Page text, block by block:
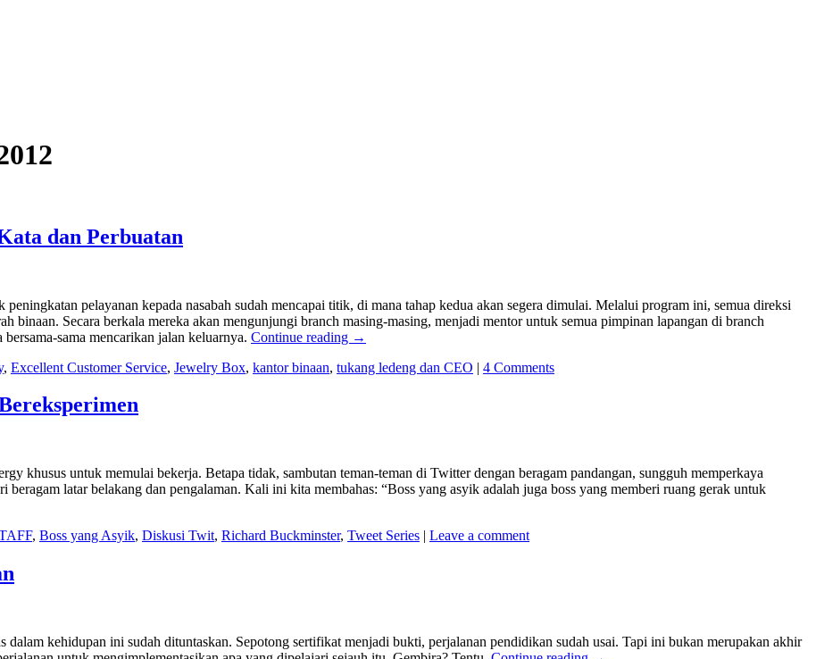
dan Perbuatan
pelayanan kepada nasabah sudah mencapai titik, di mana tahap kedua akan segera dimulai. Melalui program ini, semua direksi
binaan. Secara berkala mereka akan mengunjungi branch masing-masing, menjadi mentor untuk semua pimpinan lapangan di branch
sama mencarikan jalan keluarnya. Continue reading →
, Excellent Customer Service, Jewelry Box, kantor binaan, tukang ledeng dan CEO | 4 Comments
khusus untuk memulai bekerja. Betapa tidak, sambutan teman-teman di Twitter dengan beragam pandangan, sungguh memperkaya
beragam latar belakang dan pengalaman. Kali ini kita membahas: “Boss yang asyik adalah juga boss yang memberi ruang gerak untuk
, Boss yang Asyik, Diskusi Twit, Richard Buckminster, Tweet Series | Leave a comment
kehidupan ini sudah dituntaskan. Sepotong sertifikat menjadi bukti, perjalanan pendidikan sudah usai. Tapi ini bukan merupakan akhir